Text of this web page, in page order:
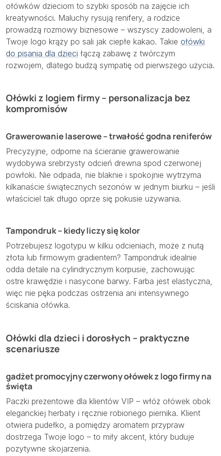
ołówków dzieciom to szybki sposób na zajęcie ich
kreatywności. Maluchy rysują renifery, a rodzice
prowadzą rozmowy biznesowe – wszyscy zadowoleni, a
Twoje logo krąży po sali jak ciepłe kakao. Takie ołówki
do pisania dla dzieci łączą zabawę z twórczym
rozwojem, dlatego budzą sympatię od pierwszego użycia.
Ołówki z logiem firmy – personalizacja bez
kompromisów
Grawerowanie laserowe – trwałość godna reniferów
Precyzyjne, odporne na ścieranie grawerowanie
wydobywa srebrzysty odcień drewna spod czerwonej
powłoki. Nie odpada, nie blaknie i spokojnie wytrzyma
kilkanaście świątecznych sezonów w jednym biurku – jeśli
właściciel tak długo oprze się pokusie używania.
Tampondruk – kiedy liczy się kolor
Potrzebujesz logotypu w kilku odcieniach, może z nutą
złota lub firmowym gradientem? Tampondruk idealnie
odda detale na cylindrycznym korpusie, zachowując
ostre krawędzie i nasycone barwy. Farba jest elastyczna,
więc nie pęka podczas ostrzenia ani intensywnego
ściskania ołówka.
Ołówki dla dzieci i dorosłych – praktyczne
scenariusze
gadżet promocyjny czerwony ołówek z logo firmy na
święta
Paczki prezentowe dla klientów VIP – włóż ołówek obok
eleganckiej herbaty i ręcznie robionego piernika. Klient
otwiera pudełko, a pomiędzy aromatem przypraw
dostrzega Twoje logo – to miły akcent, który buduje
pozytywne skojarzenia.